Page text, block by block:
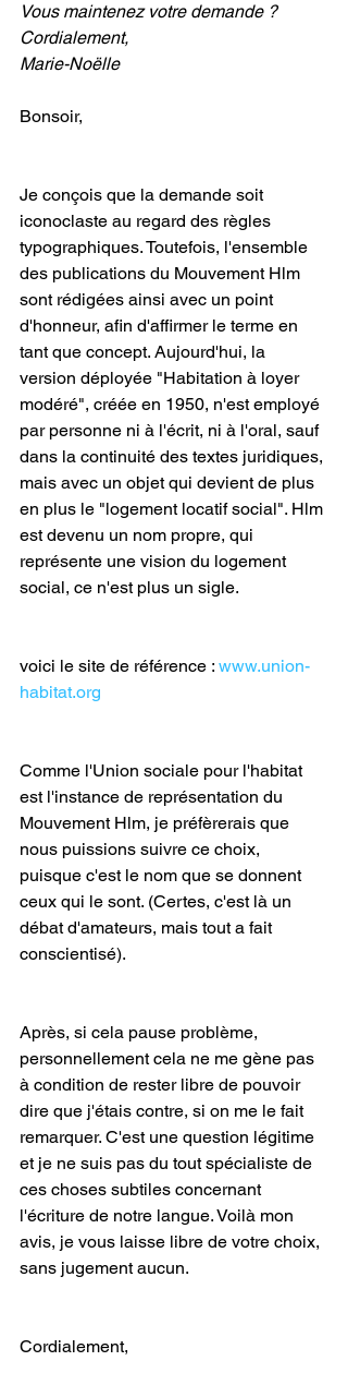
Vous maintenez votre demande ?
Cordialement,
Marie-Noëlle
Bonsoir,
Je conçois que la demande soit
iconoclaste au regard des règles
typographiques. Toutefois, l'ensemble
des publications du Mouvement Hlm
sont rédigées ainsi avec un point
d'honneur, afin d'affirmer le terme en
tant que concept. Aujourd'hui, la
version déployée "Habitation à loyer
modéré", créée en 1950, n'est employé
par personne ni à l'écrit, ni à l'oral, sauf
dans la continuité des textes juridiques,
mais avec un objet qui devient de plus
en plus le "logement locatif social". Hlm
est devenu un nom propre, qui
représente une vision du logement
social, ce n'est plus un sigle.
voici le site de référence : www.union-
habitat.org
Comme l'Union sociale pour l'habitat
est l'instance de représentation du
Mouvement Hlm, je préfèrerais que
nous puissions suivre ce choix,
puisque c'est le nom que se donnent
ceux qui le sont. (Certes, c'est là un
débat d'amateurs, mais tout a fait
conscientisé).
Après, si cela pause problème,
personnellement cela ne me gène pas
à condition de rester libre de pouvoir
dire que j'étais contre, si on me le fait
remarquer. C'est une question légitime
et je ne suis pas du tout spécialiste de
ces choses subtiles concernant
l'écriture de notre langue. Voilà mon
avis, je vous laisse libre de votre choix,
sans jugement aucun.
Cordialement,